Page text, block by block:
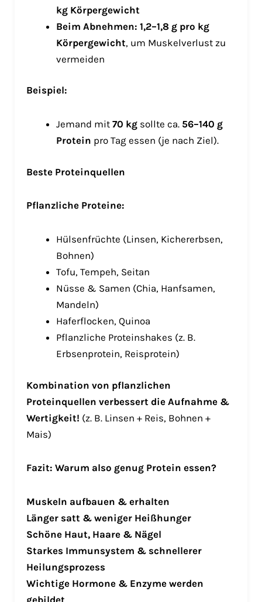
kg Körpergewicht
Beim Abnehmen: 1,2–1,8 g pro kg
Körpergewicht, um Muskelverlust zu
vermeiden
Beispiel:
Jemand mit 70 kg sollte ca. 56–140 g
Protein pro Tag essen (je nach Ziel).
Beste Proteinquellen
Pflanzliche Proteine:
Hülsenfrüchte (Linsen, Kichererbsen,
Bohnen)
Tofu, Tempeh, Seitan
Nüsse & Samen (Chia, Hanfsamen,
Mandeln)
Haferflocken, Quinoa
Pflanzliche Proteinshakes (z. B.
Erbsenprotein, Reisprotein)
Kombination von pflanzlichen
Proteinquellen verbessert die Aufnahme &
Wertigkeit! (z. B. Linsen + Reis, Bohnen +
Mais)
Fazit: Warum also genug Protein essen?
Muskeln aufbauen & erhalten
Länger satt & weniger Heißhunger
Schöne Haut, Haare & Nägel
Starkes Immunsystem & schnellerer
Heilungsprozess
Wichtige Hormone & Enzyme werden